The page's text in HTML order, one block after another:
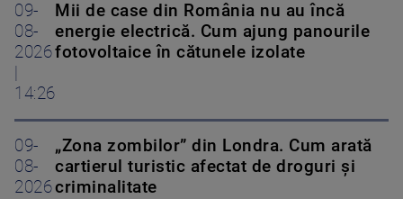
09-
08-
2026
14:26
Mii de case din România nu au încă
energie electrică. Cum ajung panourile
fotovoltaice în cătunele izolate
09-
08-
2026
„Zona zombilor” din Londra. Cum arată
cartierul turistic afectat de droguri și
criminalitate